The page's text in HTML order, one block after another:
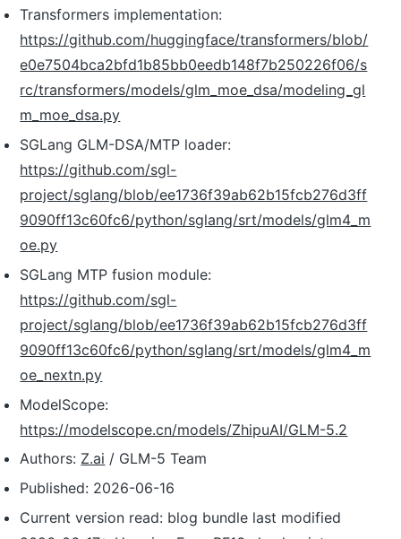
Transformers implementation:
https://github.com/huggingface/transformers/blob/
e0e7504bca2bfd1b85bb0eedb148f7b250226f06/s
rc/transformers/models/glm_moe_dsa/modeling_gl
m_moe_dsa.py
SGLang GLM-DSA/MTP loader:
https://github.com/sgl-
project/sglang/blob/ee1736f39ab62b15fcb276d3ff
9090ff13c60fc6/python/sglang/srt/models/glm4_m
oe.py
SGLang MTP fusion module:
https://github.com/sgl-
project/sglang/blob/ee1736f39ab62b15fcb276d3ff
9090ff13c60fc6/python/sglang/srt/models/glm4_m
oe_nextn.py
ModelScope:
https://modelscope.cn/models/ZhipuAI/GLM-5.2
Authors: Z.ai / GLM-5 Team
Published: 2026-06-16
Current version read: blog bundle last modified